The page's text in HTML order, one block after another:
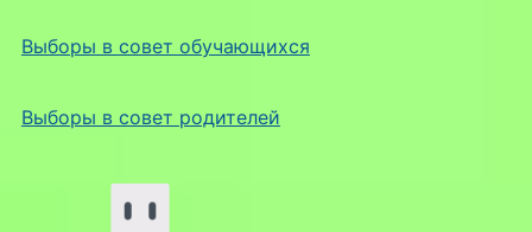
Выборы в совет обучающихся
Выборы в совет родителей